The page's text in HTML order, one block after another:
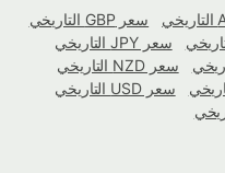
سعر GBP التاريخي
سعر JPY التاريخي
سعر NZD التاريخي
سعر USD التاريخي